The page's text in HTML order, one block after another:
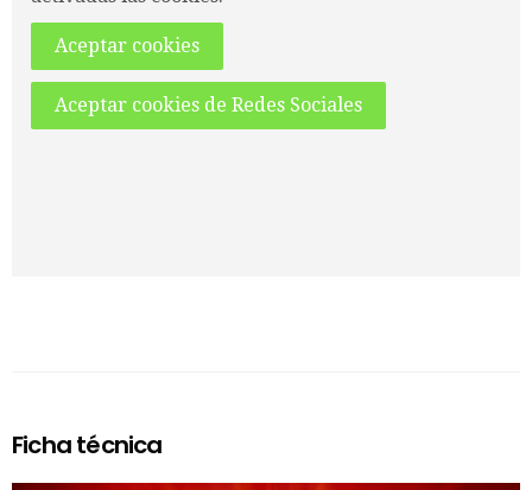
Aceptar cookies
Aceptar cookies de Redes Sociales
Ficha técnica